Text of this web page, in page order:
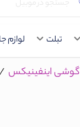
تبلت لوازم
گوشی اینفینیکس /